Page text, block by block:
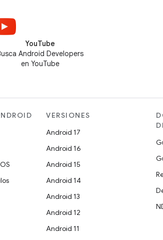
YouTube
Android Developers
en YouTube
VERSIONES
Android 17
Android 16
Android 15
Android 14
Android 13
Android 12
Android 11